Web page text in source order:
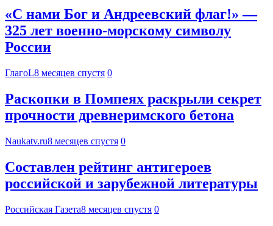
«С нами Бог и Андреевский флаг!» —
325 лет военно-морскому символу
России
ГлагоL8 месяцев спустя 0
Раскопки в Помпеях раскрыли секрет
прочности древнеримского бетона
Naukatv.ru8 месяцев спустя 0
Составлен рейтинг антигероев
российской и зарубежной литературы
Российская Газета8 месяцев спустя 0